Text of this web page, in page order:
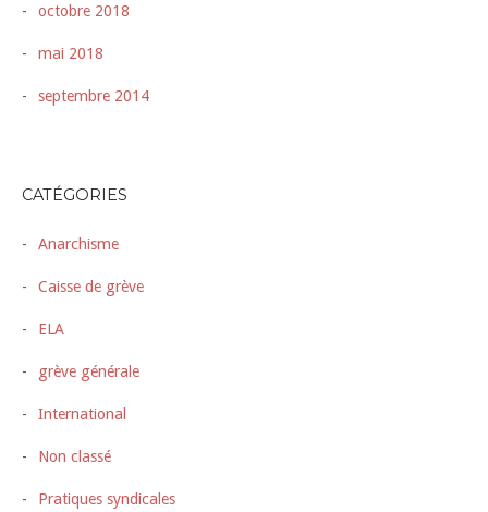
octobre 2018
mai 2018
septembre 2014
CATÉGORIES
Anarchisme
Caisse de grève
ELA
grève générale
International
Non classé
Pratiques syndicales